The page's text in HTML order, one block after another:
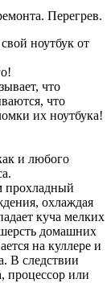
ноутбук от
что
что
их ноутбука!
и любого
прохладный
охлаждая
куча мелких
домашних
на куллере и
В следствии
процессор или